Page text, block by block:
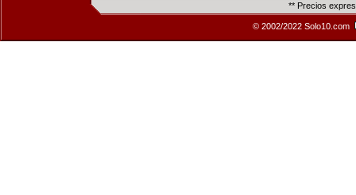
** Precios
© 2002/2022 Solo10.com